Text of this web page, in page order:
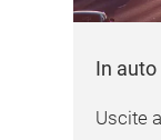
Uscite